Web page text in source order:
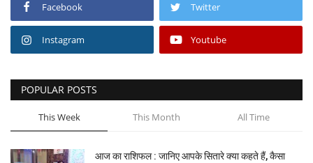
Facebook Twitter
Instagram Youtube
POPULAR POSTS
This Week This Month All Time
आज का राशिफल : जानिए आपके सितारे क्या कहते हैं, कैसा